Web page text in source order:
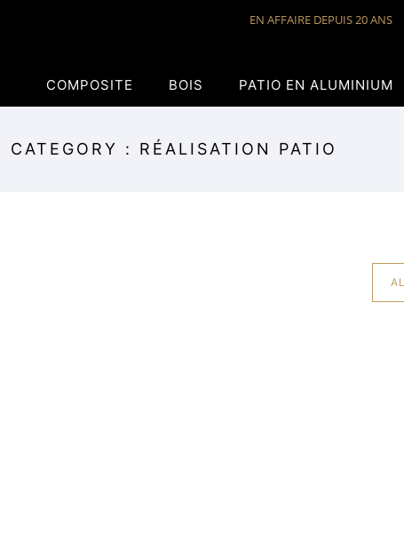
EN AFFAIRE DEPUIS 20 ANS
COMPOSITE BOIS PATIO EN ALUMINIUM
CATEGORY : RÉALISATION PATIO